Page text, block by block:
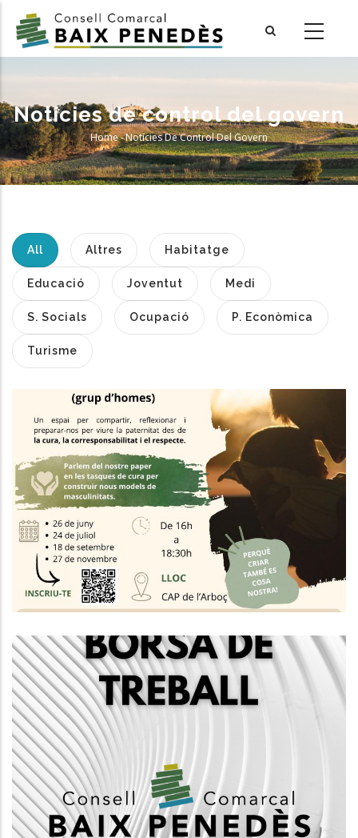
main
Notícies de control del govern
Breadcrumb
Home-Notícies De Control Del Govern
All Altres Habitatge
Educació Joventut Medi
S. Socials Ocupació P. Econòmica
Turisme
Taller "Acompanyant Paternitats"
Convocatòria Concurs Oposició
D’una Plaça Vacant De Tècnic/a
Mig Grup A2, De Tècnic/a De
Joventut
Joventut